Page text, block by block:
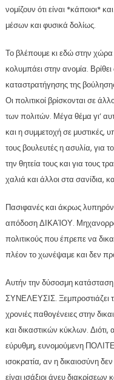
νομίζουν ότι είναι *κάποιοι*
μέσων και φυσικά δολίως.
Το βλέπουμε κι εδώ στην
κολυμπάει στην ανομία.
καταστρατήγησης της
Οι πολιτικοί βρίσκονται σε
των πολιτών. Μέγα θέμα γι’
και η συμμετοχή σε μυστικές,
τους βουλευτές η ασυλία, για
την θητεία τους και για τους
χαλιά και άλλοι στα σανίδια,
Πασιφανές και άκρως
απόδοση ΔΙΚΑΊΟΥ.
πολιτικούς που έπρεπε να
πλέον το χωνέψαμε και δεν
Αυτήν την δύσοσμη
ΣΥΝΕΛΕΥΣΙΣ. Ξεμπροστιάζει
χρονιές παθογένειες στην
και δικαστικών κύκλων. Διότι,
εύρυθμη, ευνομούμενη
ισοκρατία, αν η δικαιοσύνη δεν
είναι ισάξιοι άνευ